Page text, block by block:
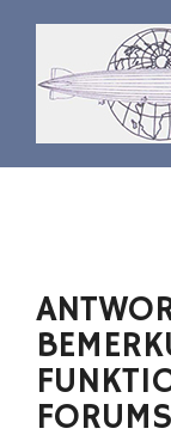
springen
FORUMS